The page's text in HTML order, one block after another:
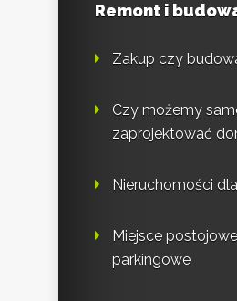
Remont i
Zakup czy
Czy możemy
zaprojektować
Nieruchomości
Miejsce
parkingowe